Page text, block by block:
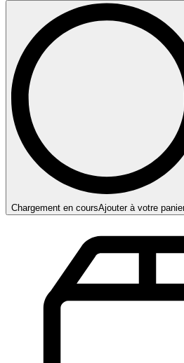
Chargement en cours Ajouter à votre